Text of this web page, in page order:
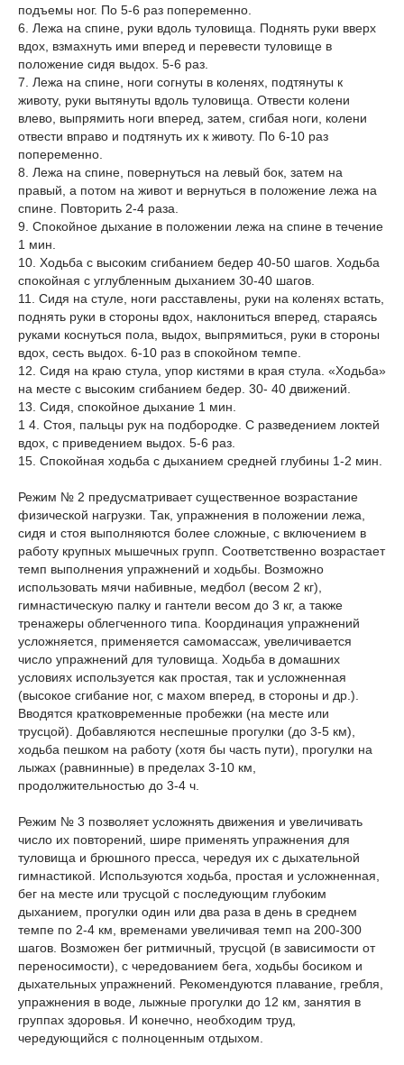
подъемы ног. По 5-6 раз попеременно.
6. Лежа на спине, руки вдоль туловища. Поднять руки вверх
вдох, взмахнуть ими вперед и перевести туловище в
положение сидя выдох. 5-6 раз.
7. Лежа на спине, ноги согнуты в коленях, подтянуты к
животу, руки вытянуты вдоль туловища. Отвести колени
влево, выпрямить ноги вперед, затем, сгибая ноги, колени
отвести вправо и подтянуть их к животу. По 6-10 раз
попеременно.
8. Лежа на спине, повернуться на левый бок, затем на
правый, а потом на живот и вернуться в положение лежа на
спине. Повторить 2-4 раза.
9. Спокойное дыхание в положении лежа на спине в течение
1 мин.
10. Ходьба с высоким сгибанием бедер 40-50 шагов. Ходьба
спокойная с углубленным дыханием 30-40 шагов.
11. Сидя на стуле, ноги расставлены, руки на коленях встать,
поднять руки в стороны вдох, наклониться вперед, стараясь
руками коснуться пола, выдох, выпрямиться, руки в стороны
вдох, сесть выдох. 6-10 раз в спокойном темпе.
12. Сидя на краю стула, упор кистями в края стула. «Ходьба»
на месте с высоким сгибанием бедер. 30- 40 движений.
13. Сидя, спокойное дыхание 1 мин.
1 4. Стоя, пальцы рук на подбородке. С разведением локтей
вдох, с приведением выдох. 5-6 раз.
15. Спокойная ходьба с дыханием средней глубины 1-2 мин.
Режим № 2 предусматривает существенное возрастание
физической нагрузки. Так, упражнения в положении лежа,
сидя и стоя выполняются более сложные, с включением в
работу крупных мышечных групп. Соответственно возрастает
темп выполнения упражнений и ходьбы. Возможно
использовать мячи набивные, медбол (весом 2 кг),
гимнастическую палку и гантели весом до 3 кг, а также
тренажеры облегченного типа. Координация упражнений
усложняется, применяется самомассаж, увеличивается
число упражнений для туловища. Ходьба в домашних
условиях используется как простая, так и усложненная
(высокое сгибание ног, с махом вперед, в стороны и др.).
Вводятся кратковременные пробежки (на месте или
трусцой). Добавляются неспешные прогулки (до 3-5 км),
ходьба пешком на работу (хотя бы часть пути), прогулки на
лыжах (равнинные) в пределах 3-10 км,
продолжительностью до 3-4 ч.
Режим № 3 позволяет усложнять движения и увеличивать
число их повторений, шире применять упражнения для
туловища и брюшного пресса, чередуя их с дыхательной
гимнастикой. Используются ходьба, простая и усложненная,
бег на месте или трусцой с последующим глубоким
дыханием, прогулки один или два раза в день в среднем
темпе по 2-4 км, временами увеличивая темп на 200-300
шагов. Возможен бег ритмичный, трусцой (в зависимости от
переносимости), с чередованием бега, ходьбы босиком и
дыхательных упражнений. Рекомендуются плавание, гребля,
упражнения в воде, лыжные прогулки до 12 км, занятия в
группах здоровья. И конечно, необходим труд,
чередующийся с полноценным отдыхом.